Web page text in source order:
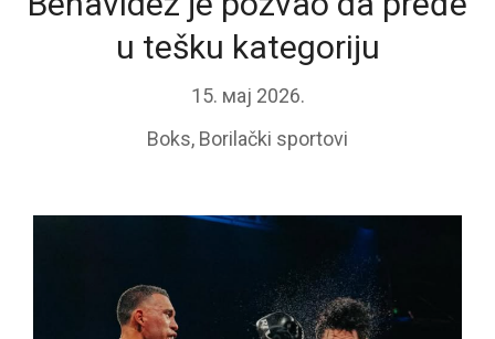
u tešku kategoriju
15. мај 2026.
Boks, Borilački sportovi